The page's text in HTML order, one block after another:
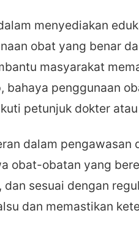
menyediakan
obat yang benar
masyarakat
bahaya penggunaan
petunjuk dokter
dalam
obat-obatan yang
dan sesuai dengan
dan memastikan